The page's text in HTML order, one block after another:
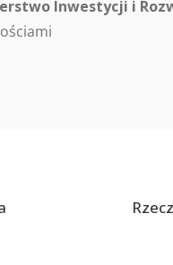
Inwestycji i